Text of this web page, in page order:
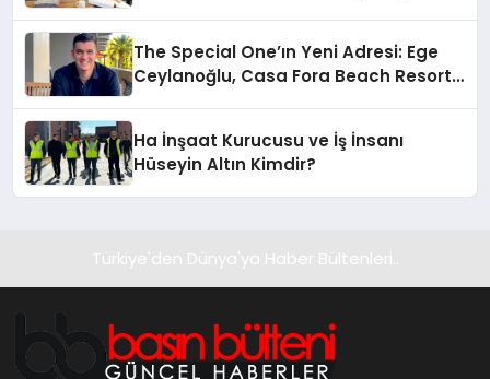
The Special One’ın Yeni Adresi: Ege
Ceylanoğlu, Casa Fora Beach Resort
Ha İnşaat Kurucusu ve İş İnsanı
Hüseyin Altın Kimdir?
Türkiye'den Dünya'ya Haber Bültenleri..